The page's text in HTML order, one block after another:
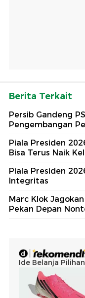
Berita Terkait
Persib Gandeng
Pengembangan
Piala Presiden
Bisa Terus Naik
Piala Presiden
Integritas
Marc Klok
Pekan Depan